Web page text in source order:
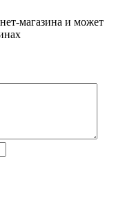
магазина и может